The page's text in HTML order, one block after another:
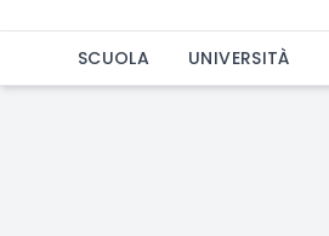
SCUOLA UNIVERSITÀ